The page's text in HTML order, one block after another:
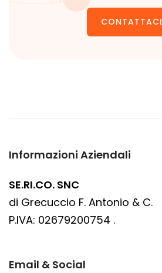
CONTATTACI
Informazioni Aziendali
SE.RI.CO. SNC
di Grecuccio F. Antonio & C.
P.IVA: 02679200754 .
Email & Social